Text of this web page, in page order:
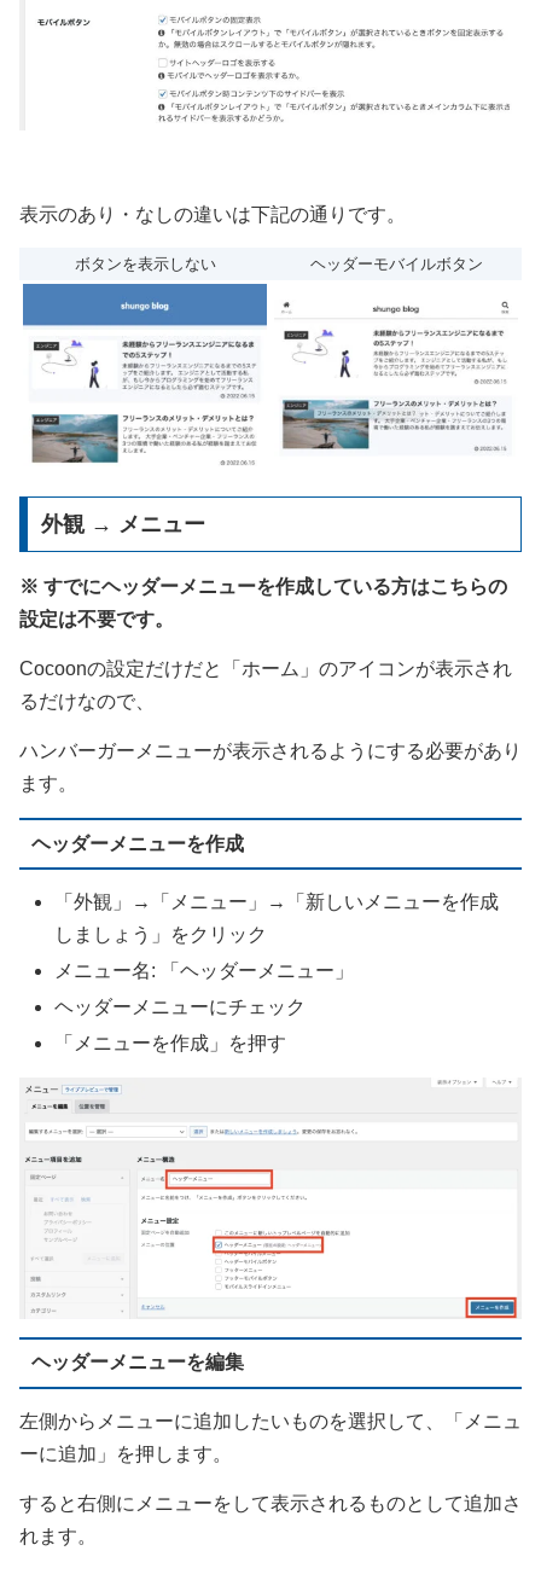
表示のあり・なしの違いは下記の通りです。
ボタンを表示しない ヘッダーモバイルボタン
外観 → メニュー
※ すでにヘッダーメニューを作成している方はこちらの
設定は不要です。
Cocoonの設定だけだと「ホーム」のアイコンが表示され
るだけなので、
ハンバーガーメニューが表示されるようにする必要があり
ます。
ヘッダーメニューを作成
「外観」→「メニュー」→「新しいメニューを作成
しましょう」をクリック
メニュー名: 「ヘッダーメニュー 」
ヘッダーメニューにチェック
「メニューを作成」を押す
ヘッダーメニューを編集
左側からメニューに追加したいものを選択して、「メニュ
ーに追加」を押します。
すると右側にメニューをして表示されるものとして追加さ
れます。